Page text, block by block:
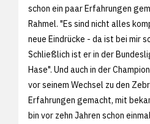
schon ein paar Erfahrungen
Rahmel. "Es sind nicht alles
neue Eindrücke - da ist bei mir
Schließlich ist er in der
Hase". Und auch in der
vor seinem Wechsel zu den
Erfahrungen gemacht, mit
bin vor zehn Jahren schon